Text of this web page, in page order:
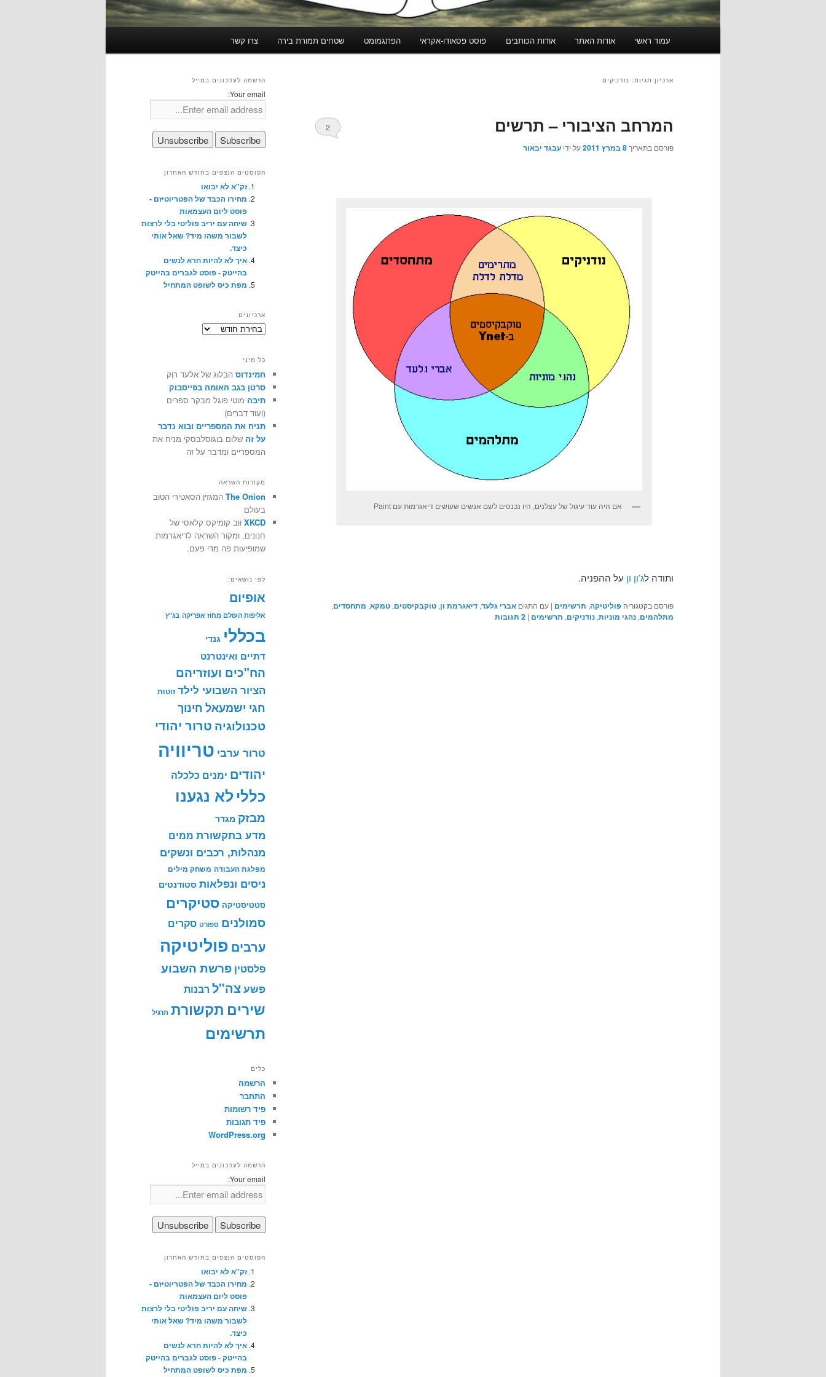
עמוד ראשי אודות האתר אודות הכותבים פוסט פסאודו-אקראי הפתגמומט שטחים תמורת בירה צרו קשר
ארכיון תגיות: נודניקים
המרחב הציבורי – תרשים
פורסם בתאריך8 במרץ 2011 על ידי עבגד יבאור
2
אם היה עוד עיגול של עצלנים, היו נכנסים לשם אנשים שעושים דיאגרמות עם Paint
ותודה לג’ון ון על ההפניה.
פורסם בקטגוריה פוליטיקה, תרשימים | עם התגים אברי גלעד, דיאגרמת ון, טוקבקיסטים, טמקא, מתחסדים,
מתלהמים, נהגי מוניות, נודניקים, תרשימים |
2 תגובות
הרשמה לעדכונים במייל
Your email:
הפוסטים הנצפים בחודש האחרון
זק"א לא יבואו
מחירו הכבד של הפטריוטיזם -
פוסט ליום העצמאות
שיחה עם יריב פוליטי בלי לרצות
לשבור משהו מיד? שאל אותי
כיצד.
איך לא להיות חרא לנשים
בהייטק - פוסט לגברים בהייטק
מפת כיס לשופט המתחיל
ארכיונים
ארכיונים
כל מיני
חמינדוס הבלוג של אלעד רוֶק
סרטן בגב האומה בפייסבוק
תיבה מוטי פוגל מבקר ספרים
(ועוד דברים)
תניח את המספריים ובוא נדבר
על זה שלום בוגוסלבסקי מניח את
המספריים ומדבר על זה
מקורות השראה
The Onion המגזין הסאטירי הטוב
בעולם
XKCD ווב קומיקס קלאסי של
חנונים, ומקור השראה לדיאגרמות
שמופיעות פה מדי פעם.
לפי נושאים:
אופיום
אליפות העולם מחוז אפריקה בג"ץ
בכללי גנדי
דתיים ואינטרנט
הח"כים ועוזריהם
הציור השבועי לילד זוטות
חגי ישמעאל חינוך
טכנולוגיה טרור יהודי
טרור ערבי טריוויה
יהודים ימנים כלכלה
כללי לא נגענו
מבזק מגדר
מדע בתקשורת ממים
מנהלות, רכבים ונשקים
מפלגת העבודה משחק מילים
ניסים ונפלאות סטודנטים
סטטיסטיקה סטיקרים
סמולנים ספורט סקרים
ערבים פוליטיקה
פלסטין פרשת השבוע
פשעצה"ל רבנות
שירים תקשורת תרגיל
תרשימים
כלים
הרשמה
התחבר
פיד רשומות
פיד תגובות
WordPress.org
הרשמה לעדכונים במייל
Your email:
הפוסטים הנצפים בחודש האחרון
זק"א לא יבואו
מחירו הכבד של הפטריוטיזם -
פוסט ליום העצמאות
שיחה עם יריב פוליטי בלי לרצות
לשבור משהו מיד? שאל אותי
כיצד.
איך לא להיות חרא לנשים
בהייטק - פוסט לגברים בהייטק
מפת כיס לשופט המתחיל